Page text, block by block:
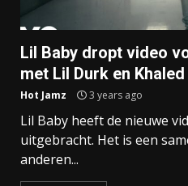
Lil Baby dropt video
met Lil Durk en Khaled
Hot Jamz 3 years ago
Lil Baby heeft de nieuwe
uitgebracht. Het is een
anderen...